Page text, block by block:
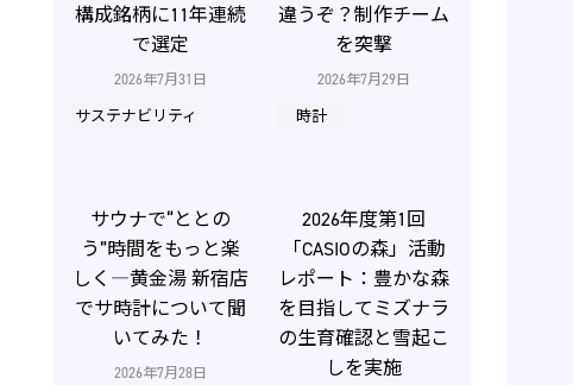
2026年7月31日
サステナビリティ
構成銘柄に11年連続
で選定
2026年7月29日
時計
違うぞ？制作チーム
を突撃
2026年7月28日
サウナで“ととの
う”時間をもっと楽
しく―黄金湯 新宿店
でサ時計について聞
いてみた！
2026年度第1回
「CASIOの森」活動
レポート：豊かな森
を目指してミズナラ
の生育確認と雪起こ
しを実施